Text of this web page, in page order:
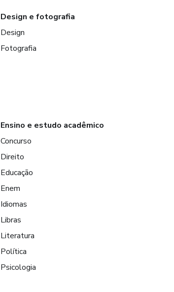
Design e fotografia
Design
Fotografia
Ensino e estudo acadêmico
Concurso
Direito
Educação
Enem
Idiomas
Libras
Literatura
Política
Psicologia